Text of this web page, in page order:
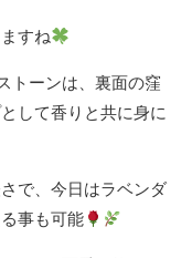
すね
トーンは、裏面の窪
して香りと共に身に
で、今日はラベンダ
事も可能